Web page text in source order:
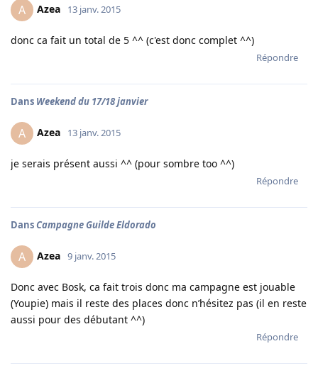
A Azea 13 janv. 2015
donc ca fait un total de 5 ^^ (c'est donc complet ^^)
Répondre
Dans Weekend du 17/18 janvier
A Azea 13 janv. 2015
je serais présent aussi ^^ (pour sombre too ^^)
Répondre
DansCampagne Guilde Eldorado
A Azea 9 janv. 2015
Donc avec Bosk, ca fait trois donc ma campagne est jouable
(Youpie) mais il reste des places donc n’hésitez pas (il en reste
aussi pour des débutant ^^)
Répondre